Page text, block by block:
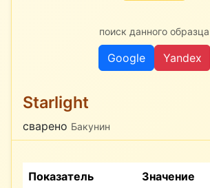
поиск данного образца
Google Yandex
Starlight
сварено Бакунин
Показатель Значение